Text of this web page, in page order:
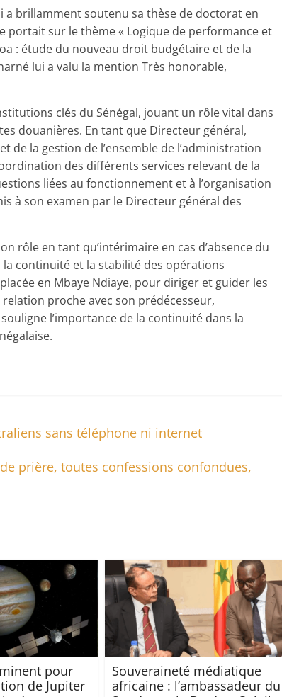
a brillamment soutenu sa thèse de doctorat en
portait sur le thème « Logique de performance et
: étude du nouveau droit budgétaire et de la
lui a valu la mention Très honorable,
clés du Sénégal, jouant un rôle vital dans
douanières. En tant que Directeur général,
de la gestion de l’ensemble de l’administration
des différents services relevant de la
liées au fonctionnement et à l’organisation
à son examen par le Directeur général des
rôle en tant qu’intérimaire en cas d’absence du
continuité et la stabilité des opérations
en Mbaye Ndiaye, pour diriger et guider les
proche avec son prédécesseur,
l’importance de la continuité dans la
sans téléphone ni internet
prière, toutes confessions confondues,
pour
de Jupiter
Souveraineté médiatique
africaine : l’ambassadeur du